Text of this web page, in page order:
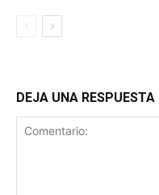
DEJA UNA RESPUESTA